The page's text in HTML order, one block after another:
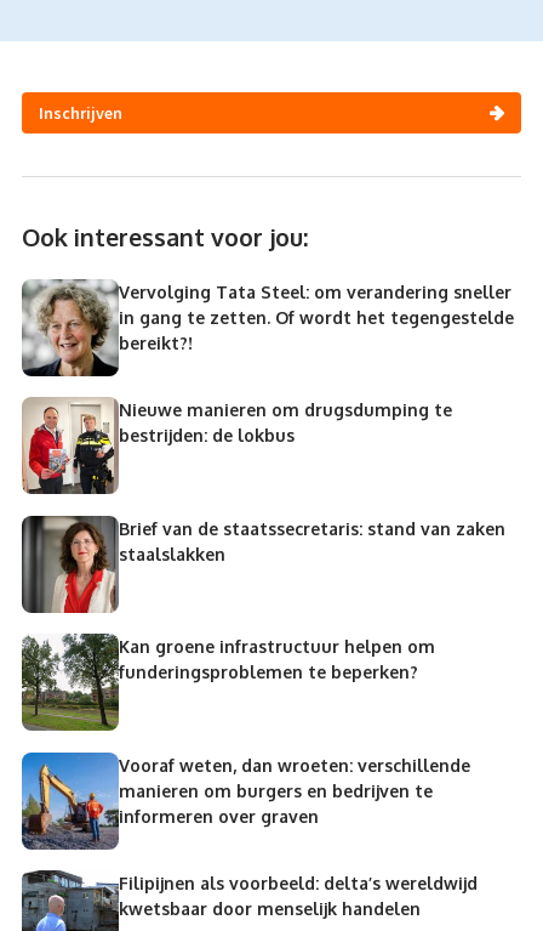
Inschrijven
Ook interessant voor jou:
Vervolging Tata Steel: om verandering sneller
in gang te zetten. Of wordt het tegengestelde
bereikt?!
Nieuwe manieren om drugsdumping te
bestrijden: de lokbus
Brief van de staatssecretaris: stand van zaken
staalslakken
Kan groene infrastructuur helpen om
funderingsproblemen te beperken?
Vooraf weten, dan wroeten: verschillende
manieren om burgers en bedrijven te
informeren over graven
Filipijnen als voorbeeld: delta’s wereldwijd
kwetsbaar door menselijk handelen